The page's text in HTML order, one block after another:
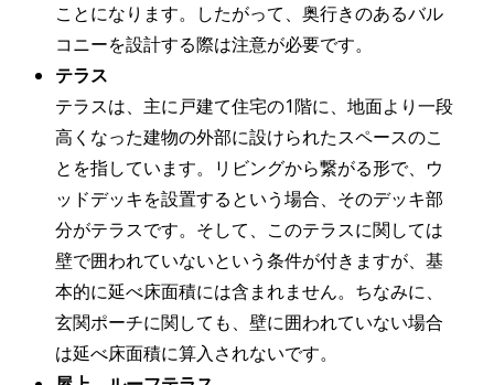
ことになります。したがって、奥行きのあるバル
コニーを設計する際は注意が必要です。
テラス
テラスは、主に戸建て住宅の1階に、地面より一段
高くなった建物の外部に設けられたスペースのこ
とを指しています。リビングから繋がる形で、ウ
ッドデッキを設置するという場合、そのデッキ部
分がテラスです。そして、このテラスに関しては
壁で囲われていないという条件が付きますが、基
本的に延べ床面積には含まれません。ちなみに、
玄関ポーチに関しても、壁に囲われていない場合
は延べ床面積に算入されないです。